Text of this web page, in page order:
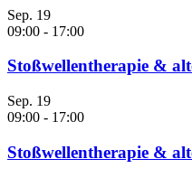
Sep. 19
09:00 - 17:00
Stoßwellentherapie &
Sep. 19
09:00 - 17:00
Stoßwellentherapie &